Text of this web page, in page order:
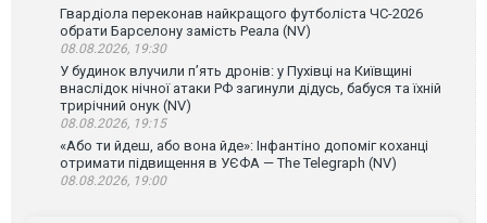
Гвардіола переконав найкращого футболіста ЧС-2026
обрати Барселону замість Реала (NV)
08.08.2026, 19:30
У будинок влучили п’ять дронів: у Пухівці на Київщині
внаслідок нічної атаки РФ загинули дідусь, бабуся та їхній
трирічний онук (NV)
08.08.2026, 19:15
«Або ти йдеш, або вона йде»: Інфантіно допоміг коханці
отримати підвищення в УЄФА — The Telegraph (NV)
08.08.2026, 19:00